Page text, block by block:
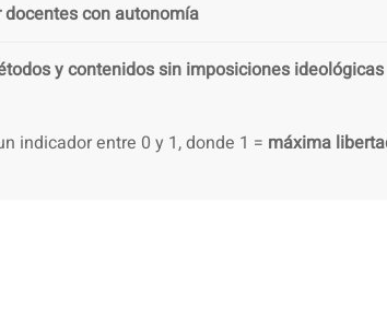
docentes con autonomía
y contenidos sin imposiciones ideológicas
indicador entre 0 y 1, donde 1 = máxima